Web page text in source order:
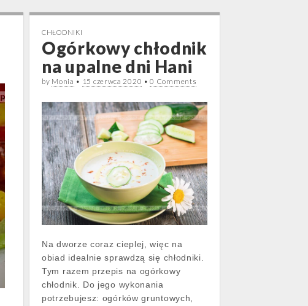
CHŁODNIKI
Ogórkowy chłodnik
na upalne dni Hani
by Monia • 15 czerwca 2020 •0 Comments
Na dworze coraz cieplej, więc na
obiad idealnie sprawdzą się chłodniki.
Tym razem przepis na ogórkowy
chłodnik. Do jego wykonania
potrzebujesz: ogórków gruntowych,